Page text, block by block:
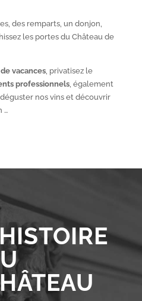
des remparts, un donjon,
les portes du Château de
vacances, privatisez le
professionnels, également
nos vins et découvrir
…